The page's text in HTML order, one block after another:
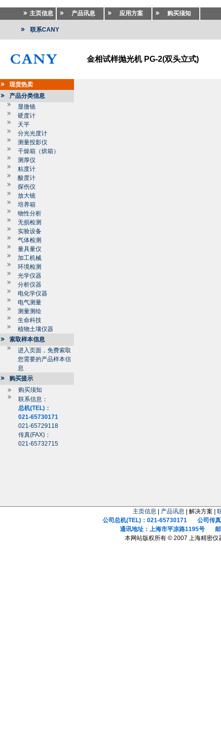
主页信息 产品讯息 应用方案 购买须知
联系CANY
金相试样抛光机 PG-2(双头立式)
现货热卖
产品分类信息
显微镜
硬度计
天平
分光光度计
测量投影仪
干燥箱（烘箱）
测厚仪
粘度计
酸度计
探伤仪
放大镜
培养箱
物性分析
无损检测
实验设备
气体检测
量具量仪
加工机械
环境检测
光学仪器
分析仪器
电化学仪器
电气测量
测量测绘
生命科技
植物土壤仪器
索取样本信息
进入页面，免费索取
您需要的产品样本信
息
购买提示
购买须知
联系信息：
总机(TEL)：
021-65730171
021-65729118
传真(FAX)：
021-65732715
主页信息 产品讯息 | 解决方案 |
公司总机(TEL)：021-65730171 公司传真
通讯地址：上海市平凉路1195号 邮
本网站版权所有 © 2007 上海精密仪